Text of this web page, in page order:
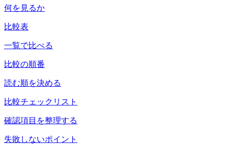
何を見るか
比較表
一覧で比べる
比較の順番
読む順を決める
比較チェックリスト
確認項目を整理する
失敗しないポイント